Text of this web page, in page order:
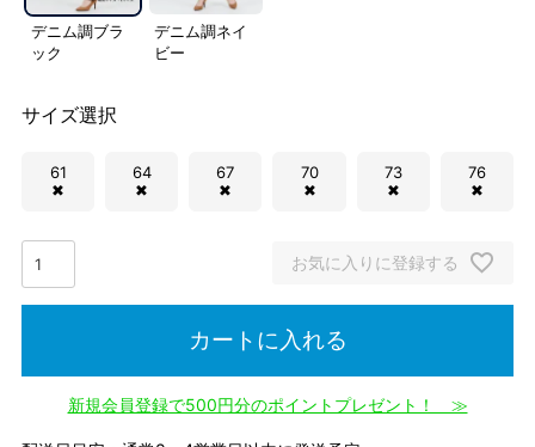
デニム調ブラ
ック
デニム調ネイ
ビー
サイズ選択
61
✖
64
✖
67
✖
70
✖
73
✖
76
✖
お気に入りに登録する
カートに入れる
新規会員登録で500円分のポイントプレゼント！ ≫